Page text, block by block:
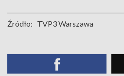
Źródło: TVP3 Warszawa